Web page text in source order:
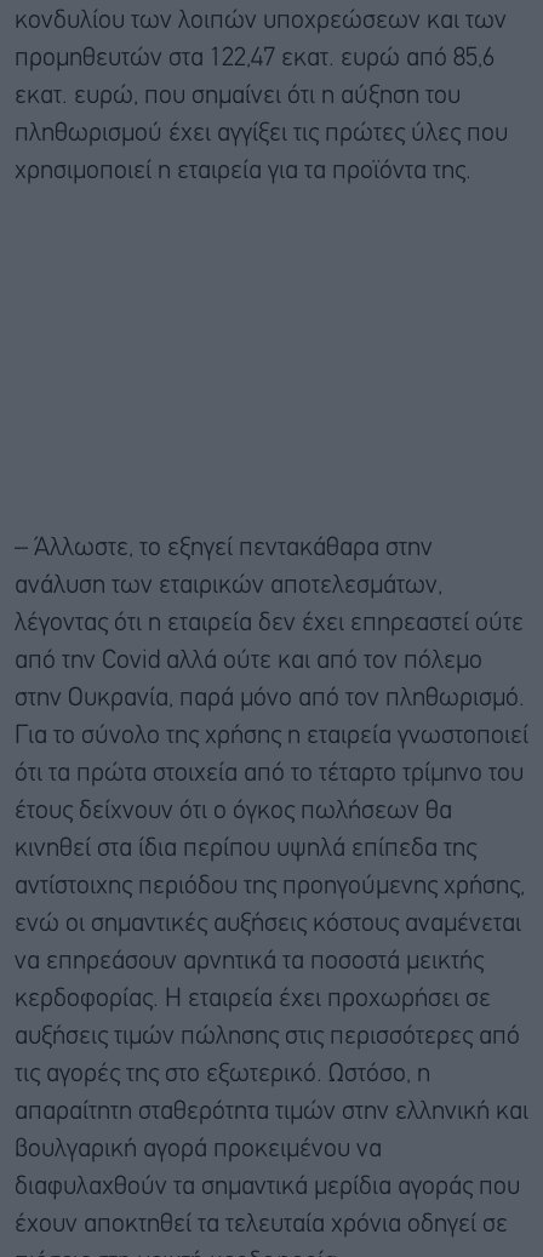
κονδυλίου των λοιπών υποχρεώσεων και των
προμηθευτών στα 122,47 εκατ. ευρώ από 85,6
εκατ. ευρώ, που σημαίνει ότι η αύξηση του
πληθωρισμού έχει αγγίξει τις πρώτες ύλες που
χρησιμοποιεί η εταιρεία για τα προϊόντα της.
– Άλλωστε, το εξηγεί πεντακάθαρα στην
ανάλυση των εταιρικών αποτελεσμάτων,
λέγοντας ότι η εταιρεία δεν έχει επηρεαστεί ούτε
από την Covid αλλά ούτε και από τον πόλεμο
στην Ουκρανία, παρά μόνο από τον πληθωρισμό.
Για το σύνολο της χρήσης η εταιρεία γνωστοποιεί
ότι τα πρώτα στοιχεία από το τέταρτο τρίμηνο του
έτους δείχνουν ότι ο όγκος πωλήσεων θα
κινηθεί στα ίδια περίπου υψηλά επίπεδα της
αντίστοιχης περιόδου της προηγούμενης χρήσης,
ενώ οι σημαντικές αυξήσεις κόστους αναμένεται
να επηρεάσουν αρνητικά τα ποσοστά μεικτής
κερδοφορίας. Η εταιρεία έχει προχωρήσει σε
αυξήσεις τιμών πώλησης στις περισσότερες από
τις αγορές της στο εξωτερικό. Ωστόσο, η
απαραίτητη σταθερότητα τιμών στην ελληνική και
βουλγαρική αγορά προκειμένου να
διαφυλαχθούν τα σημαντικά μερίδια αγοράς που
έχουν αποκτηθεί τα τελευταία χρόνια οδηγεί σε